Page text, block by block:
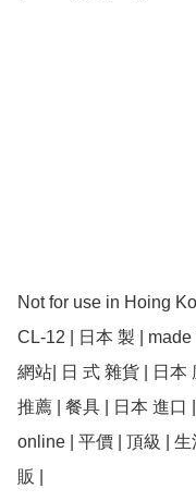
Not for use in Hoing
CL-12 | 日本 製 |
網站| 日 式 雜貨 | 日本
推薦 | 餐具 | 日本 進口
online | 平價 | 頂級 |
販 |